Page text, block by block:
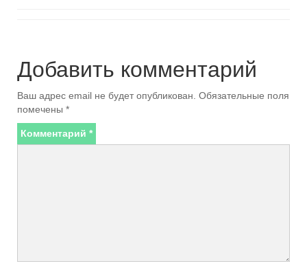
Добавить комментарий
Ваш адрес email не будет опубликован. Обязательные поля
помечены *
Комментарий *